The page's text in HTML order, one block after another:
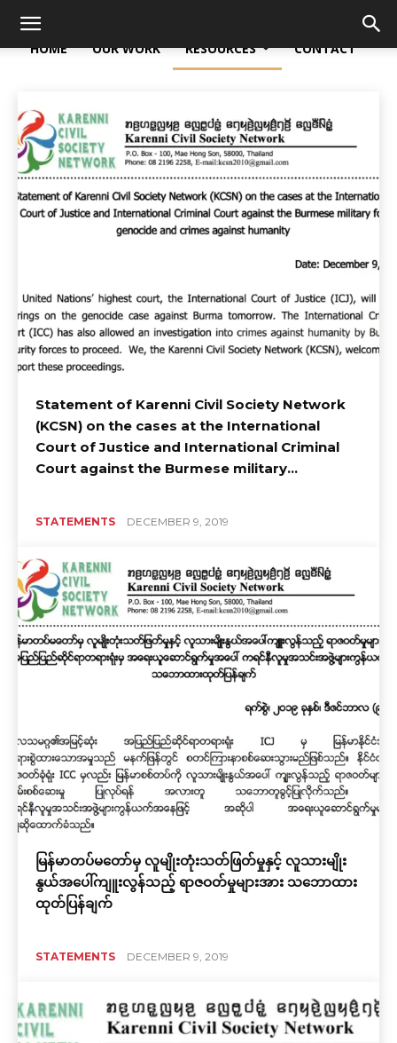
Statements
HOME OUR WORK RESOURCES CONTACT
Statement of Karenni Civil Society Network
(KCSN) on the cases at the International
Court of Justice and International Criminal
Court against the Burmese military...
STATEMENTS DECEMBER 9, 2019
မြန်မာတပ်မတော်မှ လူမျိုးတုံးသတ်ဖြတ်မှုနှင့် လူသားမျိုး
နွယ်အပေါ်ကျူးလွန်သည့် ရာဇဝတ်မှုများအား သဘောထား
ထုတ်ပြန်ချက်
STATEMENTS DECEMBER 9, 2019